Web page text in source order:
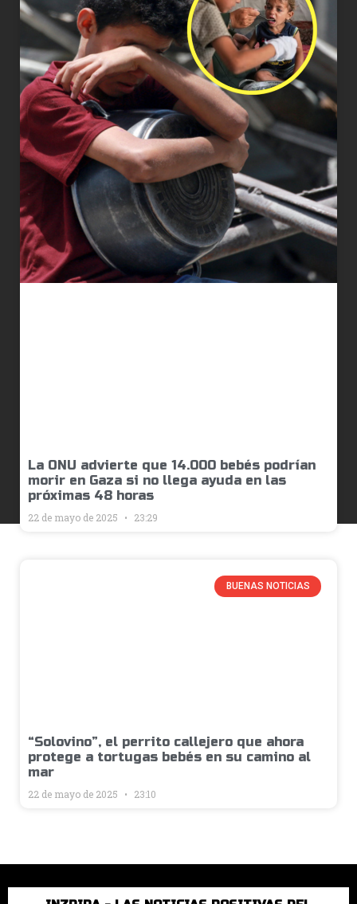
La ONU advierte que 14.000 bebés podrían
morir en Gaza si no llega ayuda en las
próximas 48 horas
22 de mayo de 2025 23:29
BUENAS NOTICIAS
“Solovino”, el perrito callejero que ahora
protege a tortugas bebés en su camino al
mar
22 de mayo de 2025 23:10